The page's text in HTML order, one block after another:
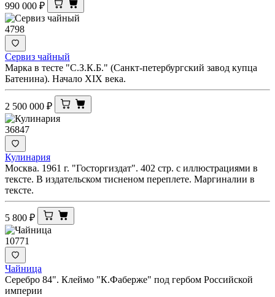
990 000 ₽
4798
Сервиз чайный
Марка в тесте "С.З.К.Б." (Санкт-петербургский завод купца
Батенина). Начало XIX века.
2 500 000 ₽
36847
Кулинария
Москва. 1961 г. "Госторгиздат". 402 стр. с иллюстрациями в
тексте. В издательском тисненом переплете. Маргиналии в
тексте.
5 800 ₽
10771
Чайница
Серебро 84". Клеймо "К.Фаберже" под гербом Российской
империи